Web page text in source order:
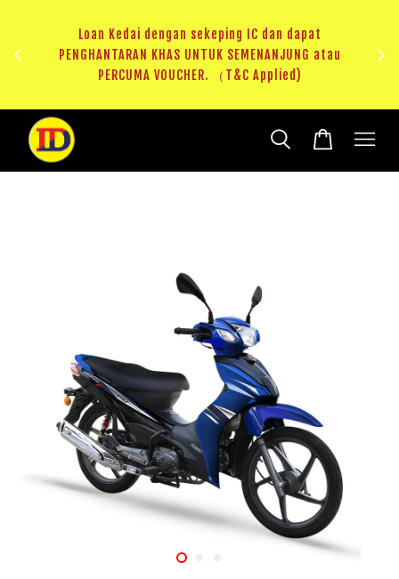
Loan Kedai dengan sekeping IC dan dapat
PENGHANTARAN KHAS UNTUK SEMENANJUNG atau
PERCUMA VOUCHER. （T&C Applied)